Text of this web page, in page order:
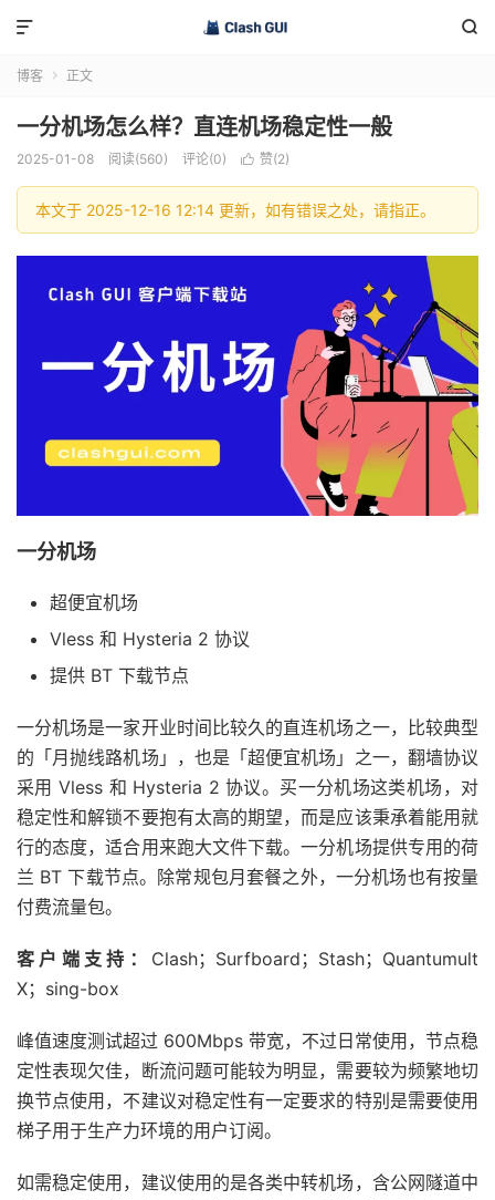


博客  正文
一分机场怎么样？直连机场稳定性一般
2025-01-08 阅读(560) 评论(0)  赞(2)
本文于 2025-12-16 12:14 更新，如有错误之处，请指正。
一分机场
超便宜机场
Vless 和 Hysteria 2 协议
提供 BT 下载节点
一分机场是一家开业时间比较久的直连机场之一，比较典型
的「月抛线路机场」，也是「超便宜机场」之一，翻墙协议
采用 Vless 和 Hysteria 2 协议。买一分机场这类机场，对
稳定性和解锁不要抱有太高的期望，而是应该秉承着能用就
行的态度，适合用来跑大文件下载。一分机场提供专用的荷
兰 BT 下载节点。除常规包月套餐之外，一分机场也有按量
付费流量包。
客户端支持： Clash；Surfboard；Stash；Quantumult
X；sing-box
峰值速度测试超过 600Mbps 带宽，不过日常使用，节点稳
定性表现欠佳，断流问题可能较为明显，需要较为频繁地切
换节点使用，不建议对稳定性有一定要求的特别是需要使用
梯子用于生产力环境的用户订阅。
如需稳定使用，建议使用的是各类中转机场，含公网隧道中